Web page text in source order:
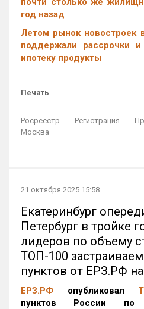
год назад
Летом рынок новостроек
поддержали рассрочки
ипотеку продукты
Печать
Росреестр Регистрация
Москва
21 октября 2025 15:58
Екатеринбург
Петербург в тройке
лидеров по объему
ТОП-100
пунктов от ЕРЗ.РФ
ЕРЗ.РФ опубликовал
пунктов России по